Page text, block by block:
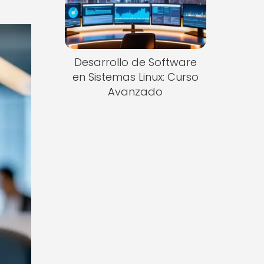
Desarrollo de Software
en Sistemas Linux: Curso
Avanzado